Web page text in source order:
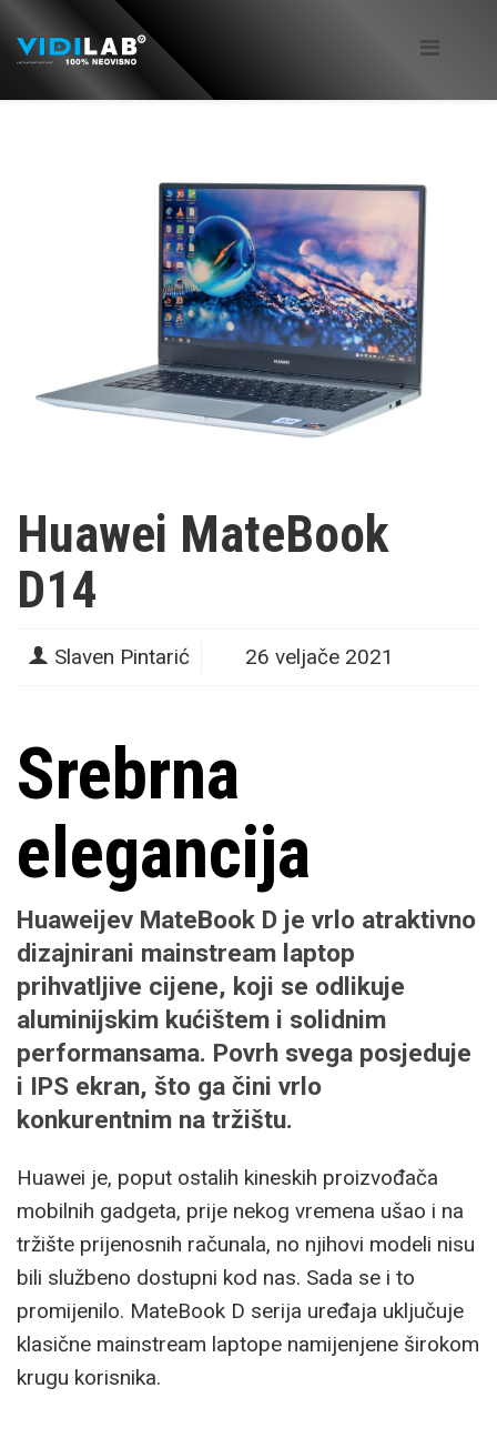
Huawei MateBook
D14
Slaven Pintarić 26 veljače 2021
Srebrna
elegancija
Huaweijev MateBook D je vrlo atraktivno
dizajnirani mainstream laptop
prihvatljive cijene, koji se odlikuje
aluminijskim kućištem i solidnim
performansama. Povrh svega posjeduje
i IPS ekran, što ga čini vrlo
konkurentnim na tržištu.
Huawei je, poput ostalih kineskih proizvođača
mobilnih gadgeta, prije nekog vremena ušao i na
tržište prijenosnih računala, no njihovi modeli nisu
bili službeno dostupni kod nas. Sada se i to
promijenilo. MateBook D serija uređaja uključuje
klasične mainstream laptope namijenjene širokom
krugu korisnika.